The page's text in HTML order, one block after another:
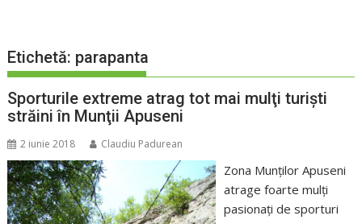
Etichetă: parapanta
Sporturile extreme atrag tot mai mulţi turişti
străini în Munţii Apuseni
2 iunie 2018 Claudiu Padurean
Zona Munţilor Apuseni
atrage foarte mulţi
pasionaţi de sporturi